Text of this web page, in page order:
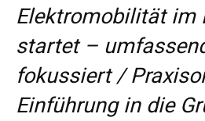
Elektromobilität im
startet –
fokussiert /
Einführung in die